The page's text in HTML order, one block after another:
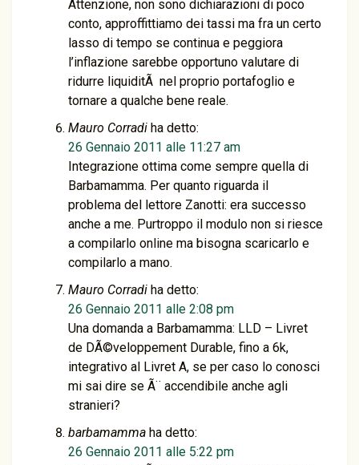
Attenzione, non sono dichiarazioni di poco
conto, approffittiamo dei tassi ma fra un certo
lasso di tempo se continua e peggiora
l’inflazione sarebbe opportuno valutare di
ridurre liquiditÃ nel proprio portafoglio e
tornare a qualche bene reale.
Mauro Corradi ha detto:
26 Gennaio 2011 alle 11:27 am
Integrazione ottima come sempre quella di
Barbamamma. Per quanto riguarda il
problema del lettore Zanotti: era successo
anche a me. Purtroppo il modulo non si riesce
a compilarlo online ma bisogna scaricarlo e
compilarlo a mano.
Mauro Corradi ha detto:
26 Gennaio 2011 alle 2:08 pm
Una domanda a Barbamamma: LLD – Livret
de DÃ©veloppement Durable, fino a 6k,
integrativo al Livret A, se per caso lo conosci
mi sai dire se Ã¨ accendibile anche agli
stranieri?
barbamamma ha detto:
26 Gennaio 2011 alle 5:22 pm